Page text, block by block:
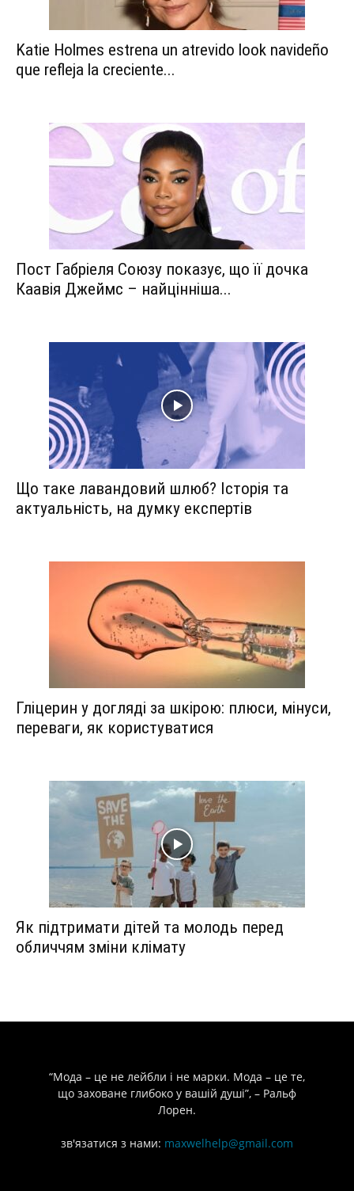
Katie Holmes estrena un atrevido look navideño
que refleja la creciente...
Пост Габріеля Союзу показує, що її дочка
Каавія Джеймс – найцінніша...
Що таке лавандовий шлюб? Історія та
актуальність, на думку експертів
Гліцерин у догляді за шкірою: плюси, мінуси,
переваги, як користуватися
Як підтримати дітей та молодь перед
обличчям зміни клімату
“Мода – це не лейбли і не марки. Мода – це те,
що заховане глибоко у вашій душі”, – Ральф
Лорен.
зв'язатися з нами: maxwelhelp@gmail.com